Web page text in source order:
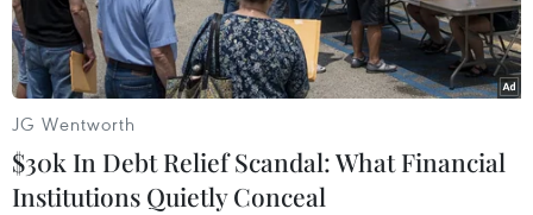
JG Wentworth
$30k In Debt Relief Scandal: What Financial
Institutions Quietly Conceal